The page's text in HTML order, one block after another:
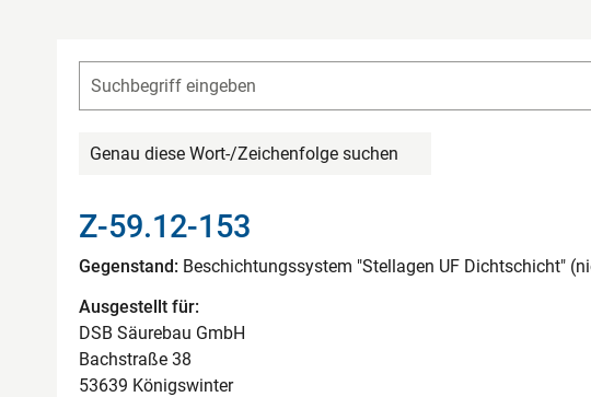
Genau diese Wort-/Zeichenfolge suchen
Z-59.12-153
Gegenstand: Beschichtungssystem "Stellagen UF Dichtschicht"
Ausgestellt für:
DSB Säurebau GmbH
Bachstraße 38
53639 Königswinter